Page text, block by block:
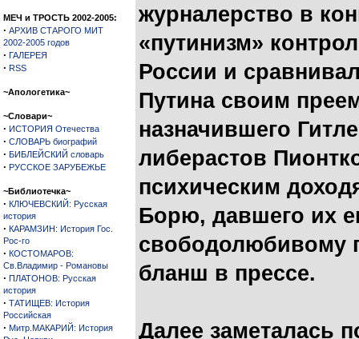
МЕЧ и ТРОСТЬ 2002-2005:
· АРХИВ СТАРОГО МИТ
2002-2005 годов
· ГАЛЕРЕЯ
· RSS
~Апологетика~
~Словари~
· ИСТОРИЯ Отечества
· СЛОВАРЬ биографий
· БИБЛЕЙСКИЙ словарь
· РУССКОЕ ЗАРУБЕЖЬЕ
~Библиотечка~
· КЛЮЧЕВСКИЙ: Русская
история
· КАРАМЗИН: История Гос.
Рос-го
· КОСТОМАРОВ:
Св.Владимир - Романовы
· ПЛАТОНОВ: Русская
история
· ТАТИЩЕВ: История
Российская
· Митр.МАКАРИЙ: История
журналерство в
«путинизм»
России и
Путина своим
назначившего
либерастов
психическим
Борю, давшего их
свободолюбивому
бланш в прессе.
Далее заметалась